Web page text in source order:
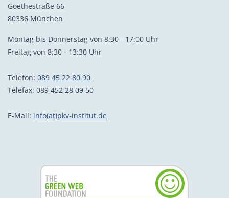
Goethestraße 66
80336 München
Montag bis Donnerstag von 8:30 - 17:00 Uhr
Freitag von 8:30 - 13:30 Uhr
Telefon: 089 45 22 80 90
Telefax: 089 452 28 09 50
E-Mail: info(at)pkv-institut.de